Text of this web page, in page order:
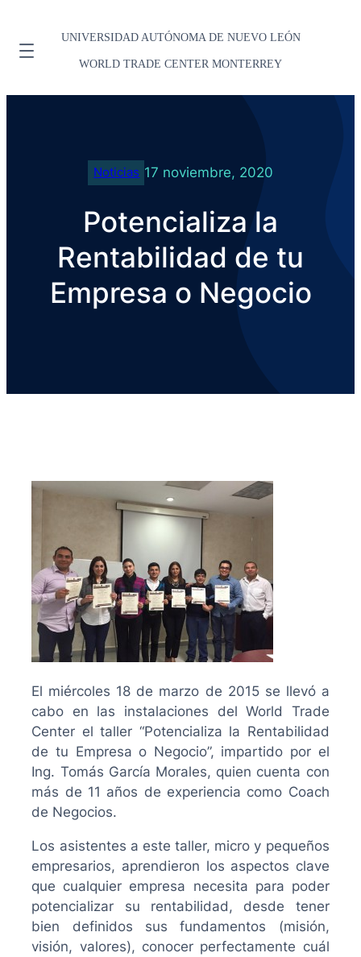
UNIVERSIDAD AUTÓNOMA DE NUEVO LEÓN
WORLD TRADE CENTER MONTERREY
Noticias 17 noviembre, 2020
Potencializa la
Rentabilidad de tu
Empresa o Negocio
El miércoles 18 de marzo de 2015 se llevó a
cabo en las instalaciones del World Trade
Center el taller “Potencializa la Rentabilidad
de tu Empresa o Negocio”, impartido por el
Ing. Tomás García Morales, quien cuenta con
más de 11 años de experiencia como Coach
de Negocios.
Los asistentes a este taller, micro y pequeños
empresarios, aprendieron los aspectos clave
que cualquier empresa necesita para poder
potencializar su rentabilidad, desde tener
bien definidos sus fundamentos (misión,
visión, valores), conocer perfectamente cuál